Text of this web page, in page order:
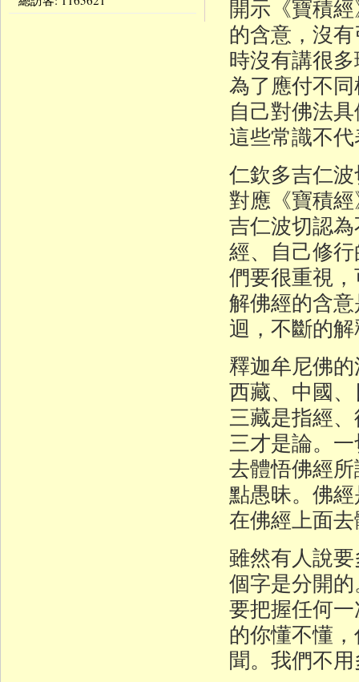
開示《寶積
的含意，沒
時沒有講很
為了應付不
自己對佛法
這些常識不
仁欽多吉仁
對應《寶積
吉仁波切認
經、自己修
們要很重視
解佛經的含
迴，不斷的
釋迦牟尼佛
西藏、中國
三藏是指經
三才是論。
去體悟佛經
點愚昧。佛
在佛經上面
雖然有人說
個字是分開
要把握任何
的你懂不懂
聞。我們不